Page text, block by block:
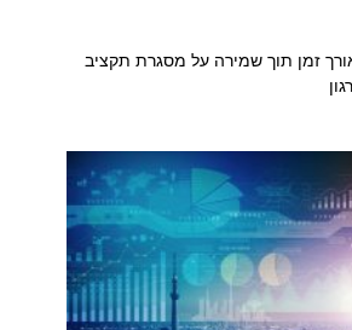
זמן תוך שמירה על מסגרת תקציב